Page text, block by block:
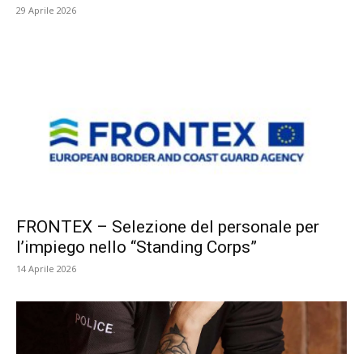
29 Aprile 2026
FRONTEX – Selezione del personale per
l’impiego nello “Standing Corps”
14 Aprile 2026